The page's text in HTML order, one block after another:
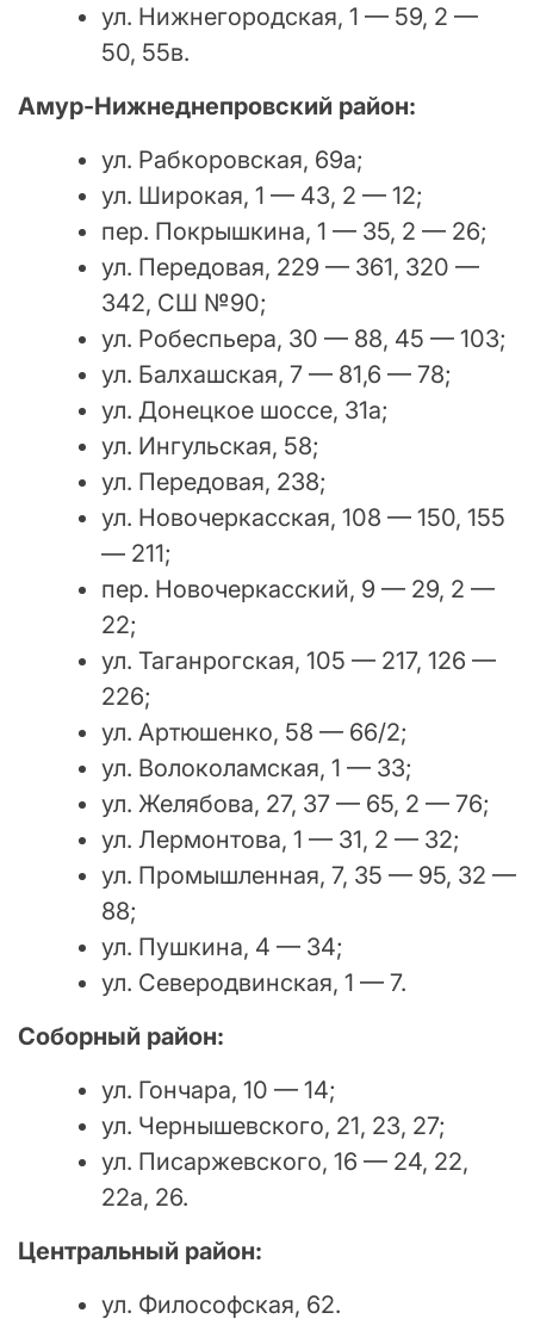
ул. Нижнегородская, 1 — 59, 2 —
50, 55в.
Амур-Нижнеднепровский район:
ул. Рабкоровская, 69а;
ул. Широкая, 1 — 43, 2 — 12;
пер. Покрышкина, 1 — 35, 2 — 26;
ул. Передовая, 229 — 361, 320 —
342, СШ №90;
ул. Робеспьера, 30 — 88, 45 — 103;
ул. Балхашская, 7 — 81,6 — 78;
ул. Донецкое шоссе, 31а;
ул. Ингульская, 58;
ул. Передовая, 238;
ул. Новочеркасская, 108 — 150, 155
— 211;
пер. Новочеркасский, 9 — 29, 2 —
22;
ул. Таганрогская, 105 — 217, 126 —
226;
ул. Артюшенко, 58 — 66/2;
ул. Волоколамская, 1 — 33;
ул. Желябова, 27, 37 — 65, 2 — 76;
ул. Лермонтова, 1 — 31, 2 — 32;
ул. Промышленная, 7, 35 — 95, 32 —
88;
ул. Пушкина, 4 — 34;
ул. Северодвинская, 1 — 7.
Соборный район:
ул. Гончара, 10 — 14;
ул. Чернышевского, 21, 23, 27;
ул. Писаржевского, 16 — 24, 22,
22а, 26.
Центральный район:
ул. Философская, 62.